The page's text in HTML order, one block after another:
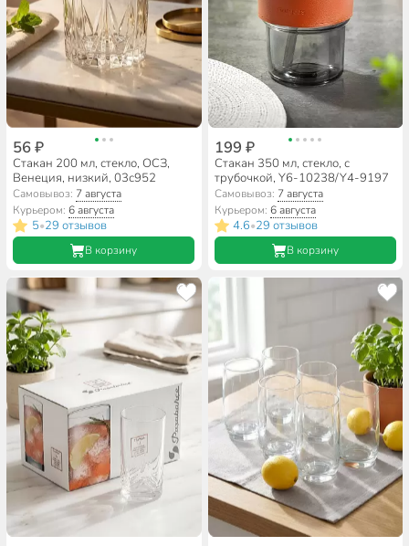
56 ₽
Стакан 200 мл, стекло, ОСЗ,
Венеция, низкий, 03с952
Самовывоз: 7 августа
Курьером:6 августа
5•29 отзывов
В корзину
199 ₽
Стакан 350 мл, стекло, с
трубочкой, Y6-10238/Y4-9197
Самовывоз: 7 августа
Курьером: 6 августа
4.6•29 отзывов
В корзину